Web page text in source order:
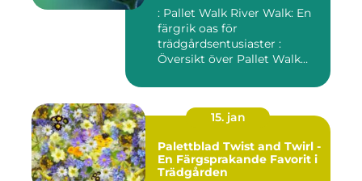
: Pallet Walk River Walk: En
färgrik oas för
trädgårdsentusiaster :
Översikt över Pallet Walk
15. jan
Palettblad Twist and Twirl -
En Färgsprakande Favorit i
Trädgården